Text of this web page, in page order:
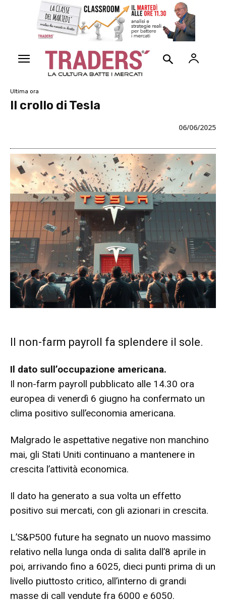
Ultima ora
Il crollo di Tesla
06/06/2025
Il non-farm payroll fa splendere il sole.
Il dato sull’occupazione americana.
Il non-farm payroll pubblicato alle 14.30 ora
europea di venerdì 6 giugno ha confermato un
clima positivo sull’economia americana.
Malgrado le aspettative negative non manchino
mai, gli Stati Uniti continuano a mantenere in
crescita l’attività economica.
Il dato ha generato a sua volta un effetto
positivo sui mercati, con gli azionari in crescita.
L’S&P500 future ha segnato un nuovo massimo
relativo nella lunga onda di salita dall’8 aprile in
poi, arrivando fino a 6025, dieci punti prima di un
livello piuttosto critico, all’interno di grandi
masse di call vendute fra 6000 e 6050.